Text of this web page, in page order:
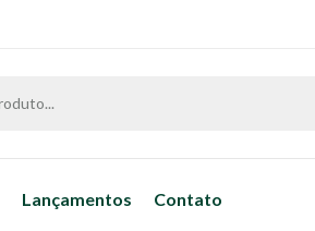
Lançamentos Contato